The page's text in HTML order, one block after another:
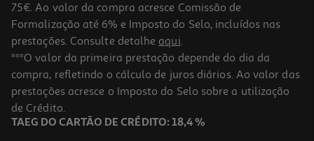
75€. Ao valor da compra acresce Comissão de
Formalização até 6% e Imposto do Selo, incluídos nas
prestações. Consulte detalhe aqui.
***O valor da primeira prestação depende do dia da
compra, refletindo o cálculo de juros diários. Ao valor das
prestações acresce o Imposto do Selo sobre a utilização
de Crédito.
TAEG DO CARTÃO DE CRÉDITO: 18,4 %